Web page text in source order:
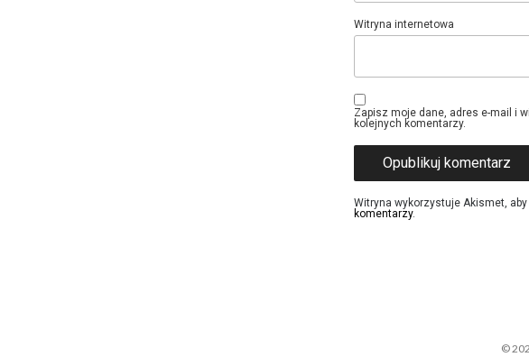
Witryna internetowa
Zapisz moje dane, adres e-mail i
kolejnych komentarzy.
Witryna wykorzystuje Akismet, aby
komentarzy.
©